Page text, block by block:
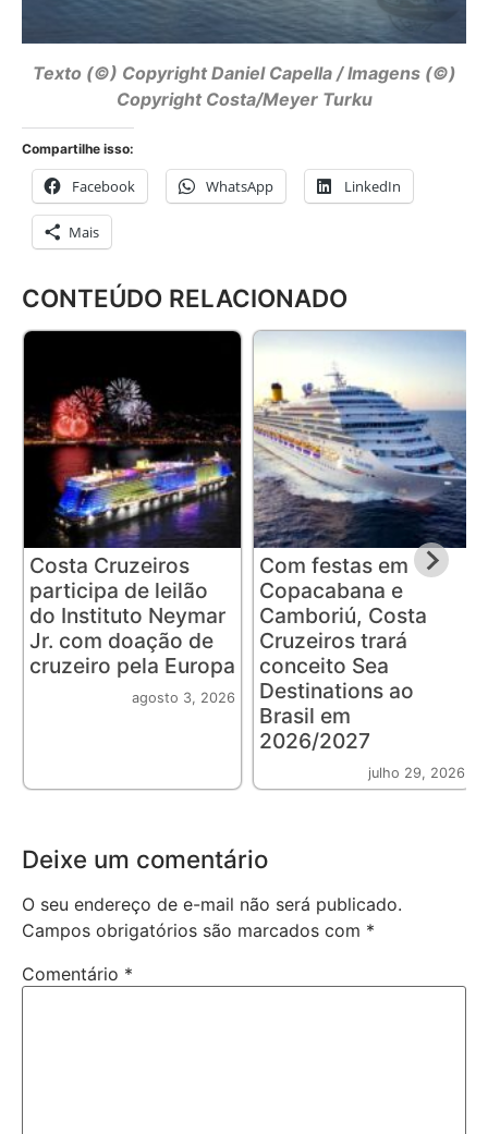
Texto (©) Copyright Daniel Capella / Imagens (©)
Copyright Costa/Meyer Turku
Compartilhe isso:
Facebook WhatsApp LinkedIn
Mais
CONTEÚDO RELACIONADO
Costa Cruzeiros
participa de leilão
do Instituto Neymar
Jr. com doação de
cruzeiro pela Europa
agosto 3, 2026
Com festas em
Copacabana e
Camboriú, Costa
Cruzeiros trará
conceito Sea
Destinations ao
Brasil em
2026/2027
julho 29, 2026
Deixe um comentário
O seu endereço de e-mail não será publicado.
Campos obrigatórios são marcados com *
Comentário *